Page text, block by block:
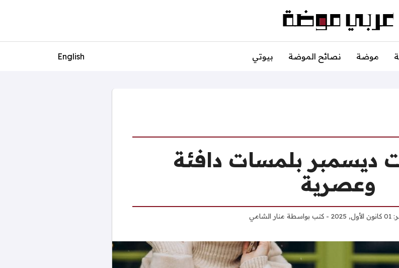
موضة نصائح الموضة بيوتي English
ديسمبر بلمسات دافئة
وعصرية
01 كانون الأول, 2025 - كتب بواسطة منار الشامي